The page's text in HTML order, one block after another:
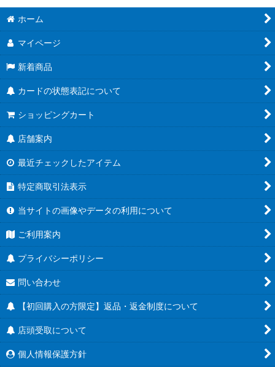
ホーム
マイページ
新着商品
カードの状態表記について
ショッピングカート
店舗案内
最近チェックしたアイテム
特定商取引法表示
当サイトの画像やデータの利用について
ご利用案内
プライバシーポリシー
問い合わせ
【初回購入の方限定】返品・返金制度について
店頭受取について
個人情報保護方針